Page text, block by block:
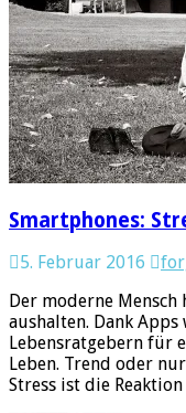
Smartphones:
5. Februar 2016
Der moderne
aushalten. Dank
Lebensratgebern für
Leben. Trend oder
Stress ist die